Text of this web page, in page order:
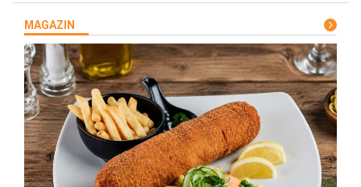
MAGAZIN